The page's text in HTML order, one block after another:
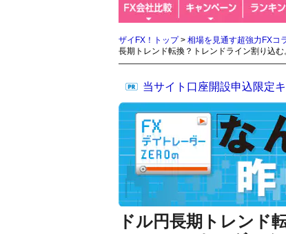
ザイFX！トップ> 相場を見通す超強力FXコ
長期トレンド転換？トレンドライン割り込
当サイト口座開設申込限定
ドル円長期トレンド